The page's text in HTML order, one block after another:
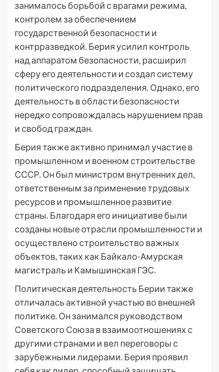
занималось борьбой с врагами режима,
контролем за обеспечением
государственной безопасности и
контрразведкой. Берия усилил контроль
над аппаратом безопасности, расширил
сферу его деятельности и создал систему
политического подразделения. Однако, его
деятельность в области безопасности
нередко сопровождалась нарушением прав
и свобод граждан.
Берия также активно принимал участие в
промышленном и военном строительстве
СССР. Он был министром внутренних дел,
ответственным за применение трудовых
ресурсов и промышленное развитие
страны. Благодаря его инициативе были
созданы новые отрасли промышленности и
осуществлено строительство важных
объектов, таких как Байкало-Амурская
магистраль и Камышинская ГЭС.
Политическая деятельность Берии также
отличалась активной участью во внешней
политике. Он занимался руководством
Советского Союза в взаимоотношениях с
другими странами и вел переговоры с
зарубежными лидерами. Берия проявил